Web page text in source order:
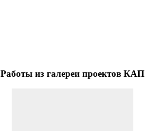
Работы из галереи проектов КАП